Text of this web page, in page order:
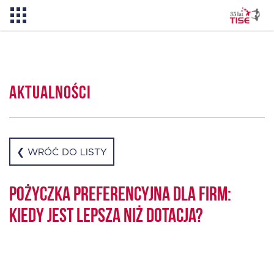
O TISE
Dlaczego TISE?
Aktualności
❮ WRÓĆ DO LISTY
Pożyczka preferencyjna dla firm:
kiedy jest lepsza niż dotacja?